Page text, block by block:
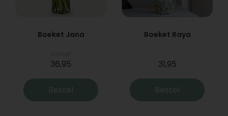
Boeket Jana
36,95
Bestel
Boeket Raya
31,95
Bestel